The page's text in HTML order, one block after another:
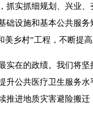
抓实抓细规划、兴业
础设施和基本公共服
美乡村”工程，不断提
在的政绩。我们将坚
升公共医疗卫生服务
推进地质灾害避险搬